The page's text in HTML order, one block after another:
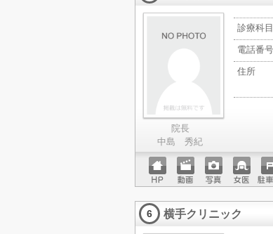
院長
中島 秀紀
診療科目
電話番号
住所
ホーム
ページ
動画 写真 女医 駐
6 横手クリニック